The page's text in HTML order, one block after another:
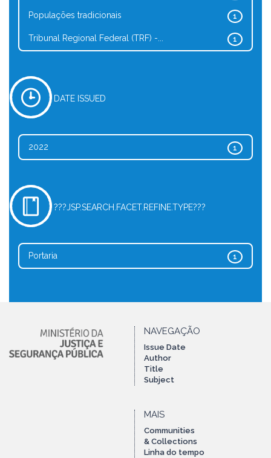
1
Populações tradicionais
1
Tribunal Regional Federal (TRF) -...
DATE ISSUED
1
2022
???JSP.SEARCH.FACET.REFINE.TYPE???
1
Portaria
NAVEGAÇÃO
Issue Date
Author
Title
Subject
MAIS
Communities
& Collections
Linha do tempo